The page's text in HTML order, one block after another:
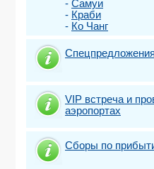
- Самуи
- Краби
- Ко Чанг
VIP встреча и
аэропортах
Сборы по